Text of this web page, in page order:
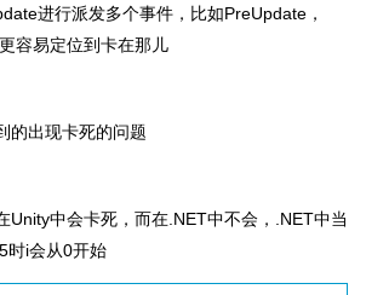
进行派发多个事件，比如PreUpdate，
容易定位到卡在那儿
的出现卡死的问题
Unity中会卡死，而在.NET中不会，.NET中当
时i会从0开始